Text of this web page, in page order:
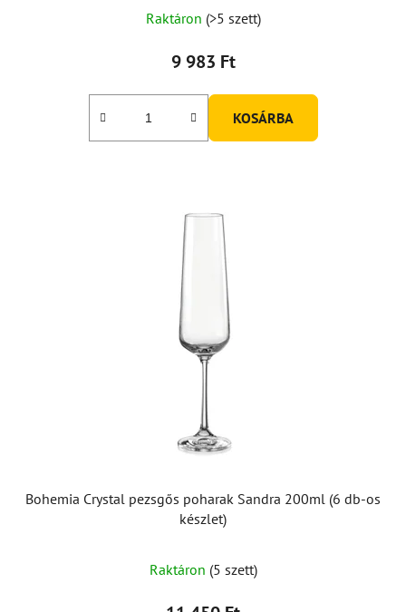
Raktáron (>5 szett)
9 983 Ft
KOSÁRBA
Bohemia Crystal pezsgős poharak Sandra 200ml (6 db-os
készlet)
Raktáron (5 szett)